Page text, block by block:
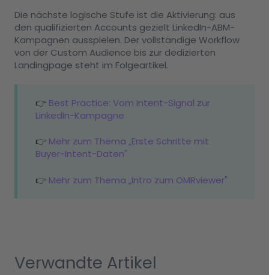
Die nächste logische Stufe ist die Aktivierung: aus
den qualifizierten Accounts gezielt LinkedIn-ABM-
Kampagnen ausspielen. Der vollständige Workflow
von der Custom Audience bis zur dedizierten
Landingpage steht im Folgeartikel.
👉 Best Practice: Vom Intent-Signal zur
LinkedIn-Kampagne
👉 Mehr zum Thema „Erste Schritte mit
Buyer-Intent-Daten"
👉 Mehr zum Thema „Intro zum OMRviewer"
Verwandte Artikel